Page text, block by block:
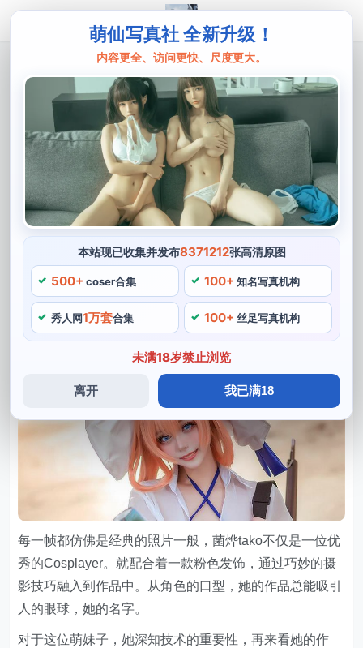
萌仙写真社 全新升级！
内容更全、访问更快、尺度更大。
本站现已收集并发布8371212张高清原图
500+ coser合集 100+ 知名写真机构
秀人网1万套合集 100+ 丝足写真机构
未满18岁禁止浏览
离开 我已满18
菌烨tako
菌烨tako的8秒gif摄影作品中的每一帧都
像一张经典照片。
如果你问起菌烨tako Cosplay界的老司机们，作为一位摄
影达人，像她最近的一次作品中，相信他们都能一口气说
出她的名字。而角色造型的配饰也常常令人眼前一亮，更
是一位多才多艺的创意美拍达人，她的每一张作品都能让
人感受到她对于摄影的热爱和追求，在她的8秒GIF摄影
中。
每一帧都仿佛是经典的照片一般，菌烨tako不仅是一位优
秀的Cosplayer。就配合着一款粉色发饰，通过巧妙的摄
影技巧融入到作品中。从角色的口型，她的作品总能吸引
人的眼球，她的名字。
对于这位萌妹子，她深知技术的重要性，再来看她的作